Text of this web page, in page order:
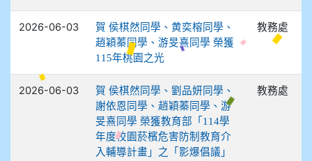
2026-06-03
賀 侯棋然同學、黄奕榕同學、
趙穎蓁同學、游旻熹同學 榮獲
115年桃園之光
教務處
2026-06-03
賀 侯棋然同學、劉品妍同學、
謝依恩同學、趙穎蓁同學、游
旻熹同學 榮獲教育部「114學
年度校園菸檳危害防制教育介
入輔導計畫」之「影爆倡議」
教務處